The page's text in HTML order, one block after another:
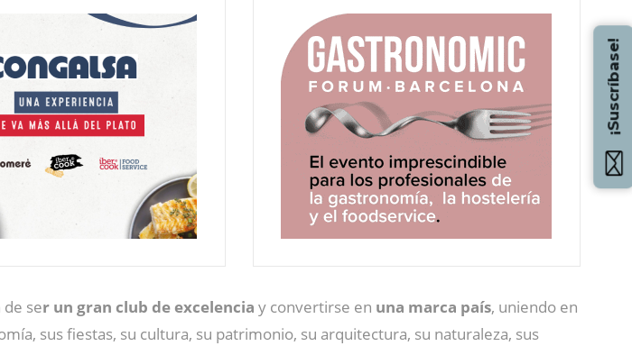
de ser un gran club de excelencia y convertirse en una marca país, uniendo en
sus fiestas, su cultura, su patrimonio, su arquitectura, su naturaleza, sus
¡Suscríbase!